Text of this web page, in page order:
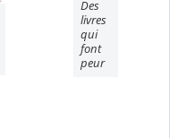
Des
livres
qui
font
peur